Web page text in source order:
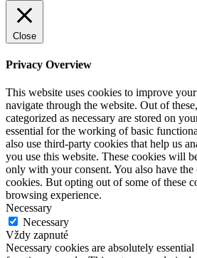
Close
Privacy Overview
This website uses cookies to improve
navigate through the website. Out of
categorized as necessary are stored on
essential for the working of basic
also use third-party cookies that help us
you use this website. These cookies will
only with your consent. You also have
cookies. But opting out of some of these
browsing experience.
Necessary
Necessary
Vždy zapnuté
Necessary cookies are absolutely